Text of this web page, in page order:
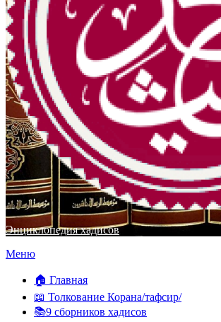
Энциклопедия хадисов
Перейти
содержимому
Меню
🏠 Главная
📖 Толкование Корана/тафсир/
📚9 сборников хадисов